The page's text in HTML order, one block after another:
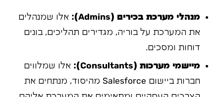
מנהלי מערכת בכירים (Admins):
אלו שמנהלים
את המערכת על בוריה, מגדירים תהליכים, בונים
דוחות ומסכים.
מיישמי מערכות (Consultants):
אלו שמלווים
חברות ביישום Salesforce מהיסוד, מנתחים את